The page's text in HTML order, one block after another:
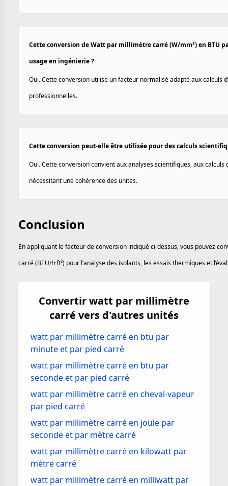
Cette conversion de Watt par millimètre carré (W/mm²) en BTU
usage en ingénierie ?
Oui. Cette conversion utilise un facteur normalisé adapté aux calculs
professionnelles.
Cette conversion peut-elle être utilisée pour des calculs
Oui. Cette conversion convient aux analyses scientifiques, aux
nécessitant une cohérence des unités.
Conclusion
En appliquant le facteur de conversion indiqué ci-dessus, vous pouvez
carré (BTU/h·ft²) pour l’analyse des isolants, les essais thermiques et
Convertir watt par millimètre
carré vers d'autres unités
watt par millimètre carré en btu par
minute et par pied carré
watt par millimètre carré en btu par
seconde et par pied carré
watt par millimètre carré en cheval-vapeur
par pied carré
watt par millimètre carré en joule par
seconde et par mètre carré
watt par millimètre carré en kilowatt par
mètre carré
watt par millimètre carré en milliwatt par